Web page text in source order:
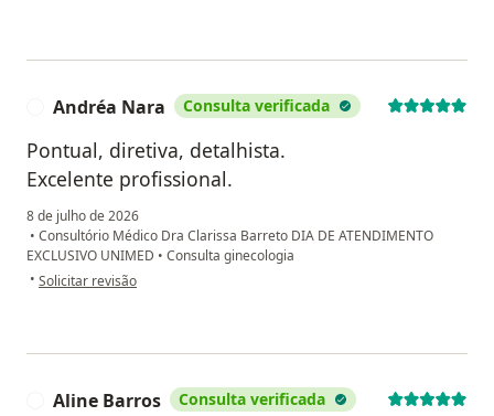
Andréa Nara Consulta verificada
Pontual, diretiva, detalhista.
Excelente profissional.
8 de julho de 2026
• Consultório Médico Dra Clarissa Barreto DIA DE ATENDIMENTO
EXCLUSIVO UNIMED • Consulta ginecologia
• na opinião do utilizador Andréa Nara
Solicitar revisão
Aline Barros Consulta verificada